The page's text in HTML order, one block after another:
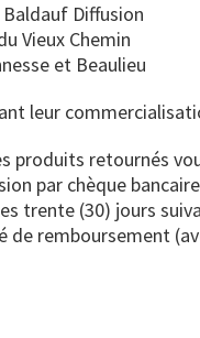
Diffusion
Vieux Chemin
et Beaulieu
leur
produits retournés
par chèque
trente (30) jours
de remboursement